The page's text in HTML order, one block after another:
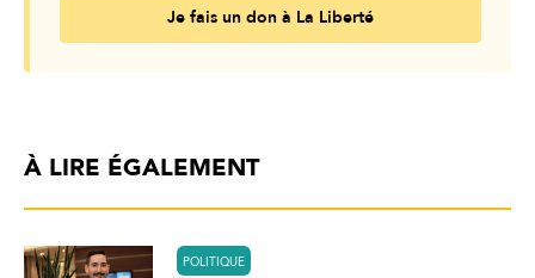
Je fais un don à La Liberté
À LIRE ÉGALEMENT
POLITIQUE